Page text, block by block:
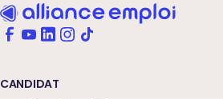
CANDIDAT